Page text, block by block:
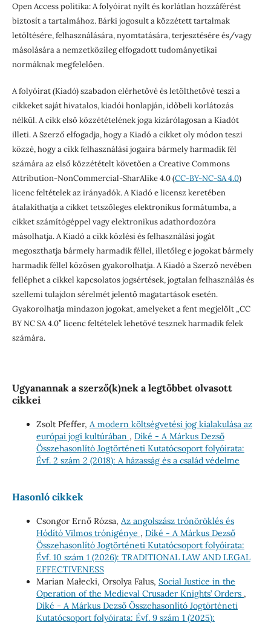
Open Access politika: A folyóirat nyílt és korlátlan hozzáférést
biztosít a tartalmához. Bárki jogosult a közzétett tartalmak
letöltésére, felhasználására, nyomtatására, terjesztésére és/vagy
másolására a nemzetközileg elfogadott tudományetikai
normáknak megfelelően.
A folyóirat (Kiadó) szabadon elérhetővé és letölthetővé teszi a
cikkeket saját hivatalos, kiadói honlapján, időbeli korlátozás
nélkül. A cikk első közzétételének joga kizárólagosan a Kiadót
illeti. A Szerző elfogadja, hogy a Kiadó a cikket oly módon teszi
közzé, hogy a cikk felhasználási jogaira bármely harmadik fél
számára az első közzétételt követően a Creative Commons
Attribution-NonCommercial-SharAlike 4.0 (CC-BY-NC-SA 4.0)
licenc feltételek az irányadók. A Kiadó e licensz keretében
átalakíthatja a cikket tetszőleges elektronikus formátumba, a
cikket számítógéppel vagy elektronikus adathordozóra
másolhatja. A Kiadó a cikk közlési és felhasználási jogát
megoszthatja bármely harmadik féllel, illetőleg e jogokat bármely
harmadik féllel közösen gyakorolhatja. A Kiadó a Szerző nevében
felléphet a cikkel kapcsolatos jogsértések, jogtalan felhasználás és
szellemi tulajdon sérelmét jelentő magatartások esetén.
Gyakorolhatja mindazon jogokat, amelyeket a fent megjelölt „CC
BY NC SA 4.0” licenc feltételek lehetővé tesznek harmadik felek
számára.
Ugyanannak a szerző(k)nek a legtöbbet olvasott
cikkei
Zsolt Pfeffer, A modern költségvetési jog kialakulása az
európai jogi kultúrában , Díké - A Márkus Dezső
Összehasonlító Jogtörténeti Kutatócsoport folyóirata:
Évf. 2 szám 2 (2018): A házasság és a család védelme
Hasonló cikkek
Csongor Ernő Rózsa, Az angolszász trónöröklés és
Hódító Vilmos trónigénye , Díké - A Márkus Dezső
Összehasonlító Jogtörténeti Kutatócsoport folyóirata:
Évf. 10 szám 1 (2026): TRADITIONAL LAW AND LEGAL
EFFECTIVENESS
Marian Małecki, Orsolya Falus, Social Justice in the
Operation of the Medieval Crusader Knights’ Orders ,
Díké - A Márkus Dezső Összehasonlító Jogtörténeti
Kutatócsoport folyóirata: Évf. 9 szám 1 (2025):